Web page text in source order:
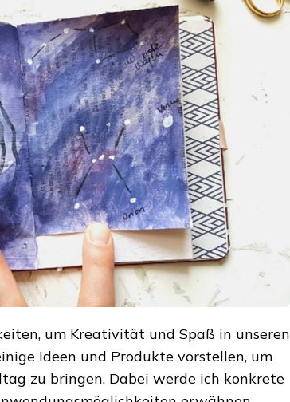
um Kreativität und Spaß in unseren
Ideen und Produkte vorstellen, um
zu bringen. Dabei werde ich konkrete